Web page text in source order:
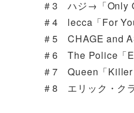
＃3 ハジ→「Only
＃4 lecca「For
＃5 CHAGE and
＃6 The Police「
＃7 Queen「Killer
＃8 エリック・ク